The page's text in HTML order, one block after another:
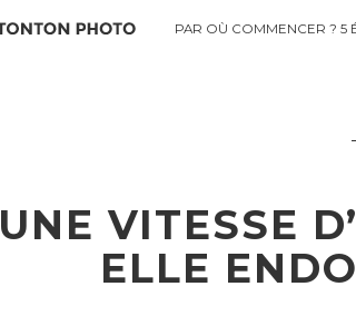
PAR OÙ COMMENCER ? 5
UNE VITESSE
ELLE